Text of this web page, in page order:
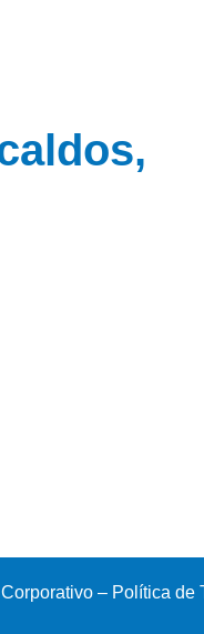
– Política de